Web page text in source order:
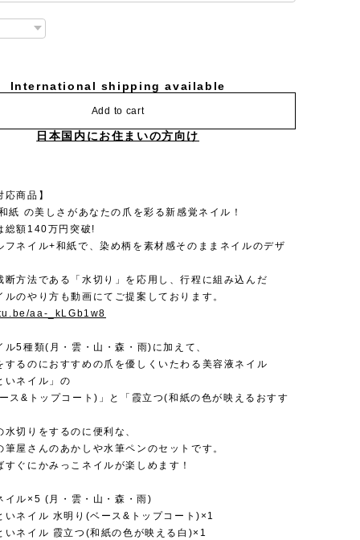
International shipping available
Add to cart
日本国内にお住まいの方向け
商品】
紙 の美しさがあなたの爪を彩る新感覚ネイル！
総額140万円突破!
フネイル+和紙で、染め柄を素材感そのままネイルのデザ
断方法である「水切り」を応用し、行程に組み込んだ
ルのやり方も動画にてご提案しております。
aa-_kLGb1w8
ル5種類(月・雲・山・森・雨)に加えて、
するのにおすすめの爪を優しくいたわる美容液ネイル
いネイル」の
ス&トップコート)」と「霞立つ(和紙の色が映えるおすす
水切りをするのに便利な、
筆屋さんのあかしや水筆ペンのセットです。
すぐにかみっこネイルが楽しめます！
イル×5 (月・雲・山・森・雨)
いネイル 水明り(ベース&トップコート)×1
いネイル 霞立つ(和紙の色が映える白)×1